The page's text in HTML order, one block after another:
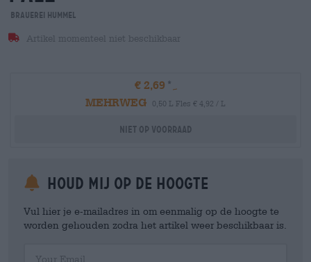
Brauerei Hummel
Artikel momenteel niet beschikbaar
€ 2,69
MEHRWEG
0,50 L Fles € 4,92 / L
Niet op voorraad
Houd mij op de hoogte
Vul hier je e-mailadres in om eenmalig op de hoogte te
worden gehouden zodra het artikel weer beschikbaar is.